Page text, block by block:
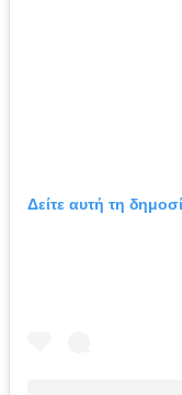
Δείτε αυτή τη